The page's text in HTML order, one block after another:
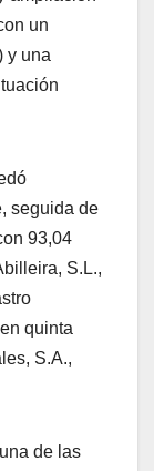
un
y una
seguida de
93,04
S.L.,
quinta
S.A.,
de las